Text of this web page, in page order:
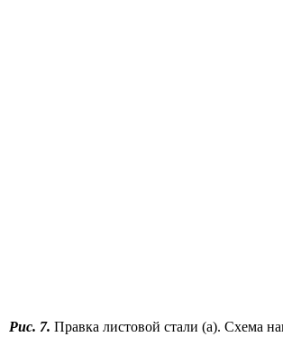
Рис. 7. Правка листовой стали (а). Схема